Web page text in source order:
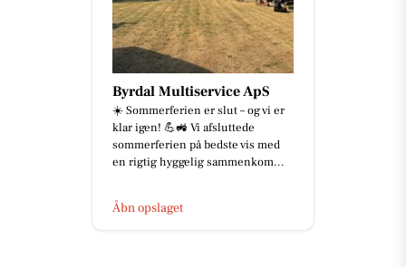
Byrdal Multiservice ApS
☀️ Sommerferien er slut – og vi er
klar igen! 💪🚜 Vi afsluttede
sommerferien på bedste vis med
en rigtig hyggelig sammenkom...
Åbn opslaget